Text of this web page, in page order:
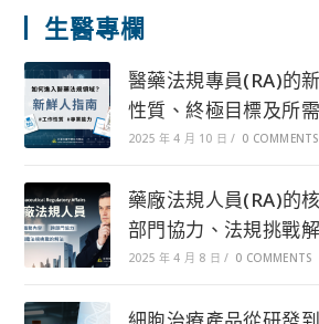
生醫專欄
醫藥法規專員(RA)的
性質、終極目標及所
2025 年 4 月 10 日 / 0 COMMENTS
藥廠法規人員(RA)的
部門協力、法規挑戰
2025 年 4 月 8 日 / 0 COMMENTS